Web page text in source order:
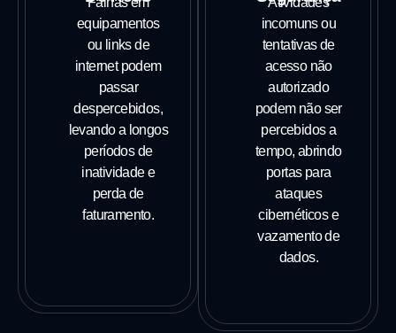
equipamentos
ou links de
internet podem
passar
despercebidos,
levando a longos
períodos de
inatividade e
perda de
faturamento.
incomuns ou
tentativas de
acesso não
autorizado
podem não ser
percebidos a
tempo, abrindo
portas para
ataques
cibernéticos e
vazamento de
dados.